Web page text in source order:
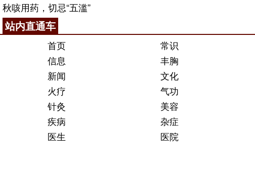
秋咳用药，切忌“五滥”
站内直通车
首页 常识
信息
丰胸
新闻
文化
火疗
气功
针灸
美容
疾病
杂症
医生
医院